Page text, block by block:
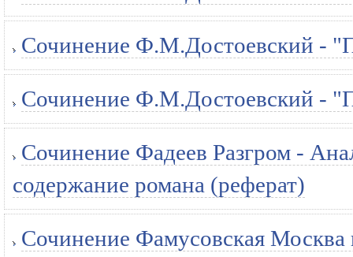
Сочинение Ф.М.Достоевский -
Сочинение Ф.М.Достоевский -
Сочинение Фадеев Разгром -
содержание романа (реферат)
Сочинение Фамусовская